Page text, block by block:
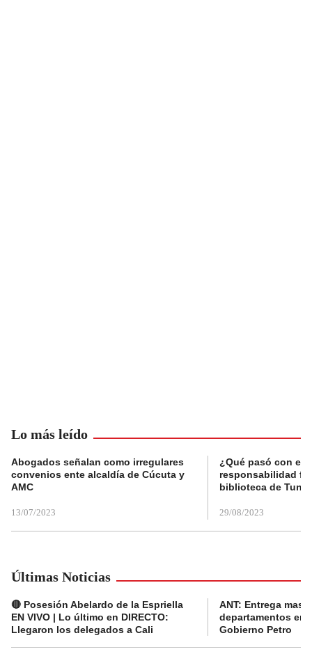
Lo más leído
Abogados señalan como irregulares
convenios ente alcaldía de Cúcuta y
AMC
13/07/2023
¿Qué pasó con el
responsabilidad
biblioteca de
29/08/2023
Últimas Noticias
🔴 Posesión Abelardo de la Espriella
EN VIVO | Lo último en DIRECTO:
Llegaron los delegados a Cali
ANT: Entrega
departamentos en
Gobierno Petro